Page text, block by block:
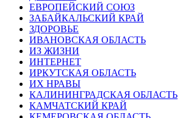
ЕВРОПЕЙСКИЙ СОЮЗ
ЗАБАЙКАЛЬСКИЙ КРАЙ
ЗДОРОВЬЕ
ИВАНОВСКАЯ ОБЛАСТЬ
ИЗ ЖИЗНИ
ИНТЕРНЕТ
ИРКУТСКАЯ ОБЛАСТЬ
ИХ НРАВЫ
КАЛИНИНГРАДCКАЯ ОБЛАСТЬ
КАМЧАТСКИЙ КРАЙ